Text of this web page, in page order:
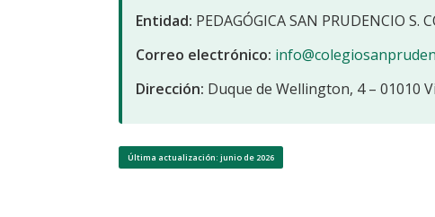
Entidad: PEDAGÓGICA SAN PRUDENCIO S.
Correo electrónico:
Dirección: Duque de Wellington, 4 – 01010
Última actualización: junio de 2026